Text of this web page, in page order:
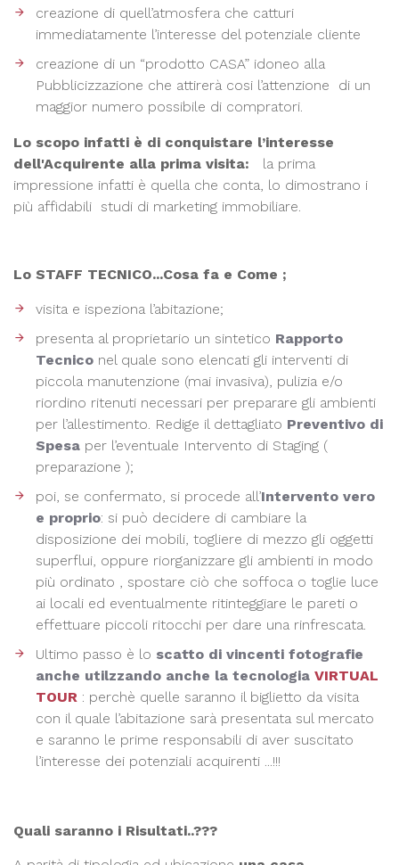
creazione di quell’atmosfera che catturi
immediatamente l’interesse del potenziale cliente
creazione di un “prodotto CASA” idoneo alla
Pubblicizzazione che attirerà cosi l’attenzione di un
maggior numero possibile di compratori.
Lo scopo infatti è di conquistare l’interesse
dell'Acquirente alla prima visita: la prima
impressione infatti è quella che conta, lo dimostrano i
più affidabili studi di marketing immobiliare.
Lo STAFF TECNICO...Cosa fa e Come ;
visita e ispeziona l’abitazione;
presenta al proprietario un sintetico Rapporto
Tecnico nel quale sono elencati gli interventi di
piccola manutenzione (mai invasiva), pulizia e/o
riordino ritenuti necessari per preparare gli ambienti
per l’allestimento. Redige il dettagliato Preventivo di
Spesa per l’eventuale Intervento di Staging (
preparazione );
poi, se confermato, si procede all’Intervento vero
e proprio: si può decidere di cambiare la
disposizione dei mobili, togliere di mezzo gli oggetti
superflui, oppure riorganizzare gli ambienti in modo
più ordinato , spostare ciò che soffoca o toglie luce
ai locali ed eventualmente ritinteggiare le pareti o
effettuare piccoli ritocchi per dare una rinfrescata.
Ultimo passo è lo scatto di vincenti fotografie
anche utilzzando anche la tecnologia VIRTUAL
TOUR : perchè quelle saranno il biglietto da visita
con il quale l’abitazione sarà presentata sul mercato
e saranno le prime responsabili di aver suscitato
l’interesse dei potenziali acquirenti ...!!!
Quali saranno i Risultati..???